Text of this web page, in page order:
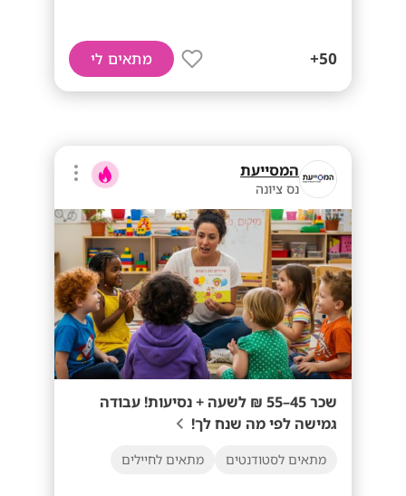
50+ מתאים לי
המסייעת
נס ציונה
שכר 45–55 ₪ לשעה + נסיעות! עבודה
גמישה לפי מה שנח לך!
מתאים לסטודנטים מתאים לחיילים